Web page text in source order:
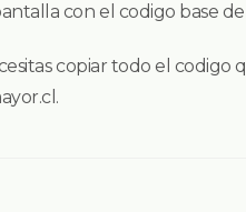
con el codigo base
copiar todo el codigo